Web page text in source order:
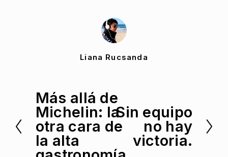
Liana Rucsanda
A
n
t
e
r
Más allá de
Michelin: la
otra cara de
la alta
S
i
u
Sin equipo
no hay
victoria.